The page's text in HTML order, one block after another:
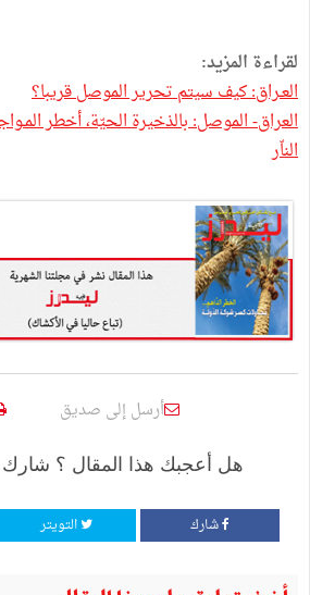
لقراءة المزيد:
العـراق: كيف سيتم تحرير الموصل قريبا؟
العراق- الموصل: بالذخيرة الحيّة، أخطر
الناّر
أرسل إلى صديق
هل أعجبك هذا المقال ؟
شارك التويتر